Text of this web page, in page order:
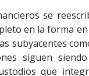
se
en la forma
subyacentes
siguen
que